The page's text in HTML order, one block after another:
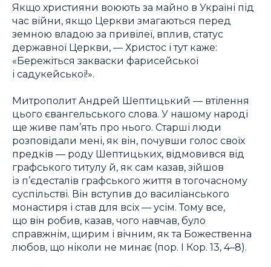
Якщо християни воюють за майно в Україні під
час війни, якщо Церкви змагаються перед
земною владою за привілеї, вплив, статус
державної Церкви, — Христос і тут каже:
«Бережіться закваски фарисейської
і садукейської!».
Митрополит Андрей Шептицький — втілення
цього євангельського слова. У нашому народі
ще живе пам’ять про нього. Старші люди
розповідали мені, як він, почувши голос своїх
предків — роду Шептицьких, відмовився від
графського титулу й, як сам казав, зійшов
із п’єдесталів графського життя в тогочасному
суспільстві. Він вступив до василіанського
монастиря і став для всіх — усім. Тому все,
що він робив, казав, чого навчав, було
справжнім, щирим і вічним, як та Божественна
любов, що ніколи не минає (пор. I Кор. 13, 4–8).